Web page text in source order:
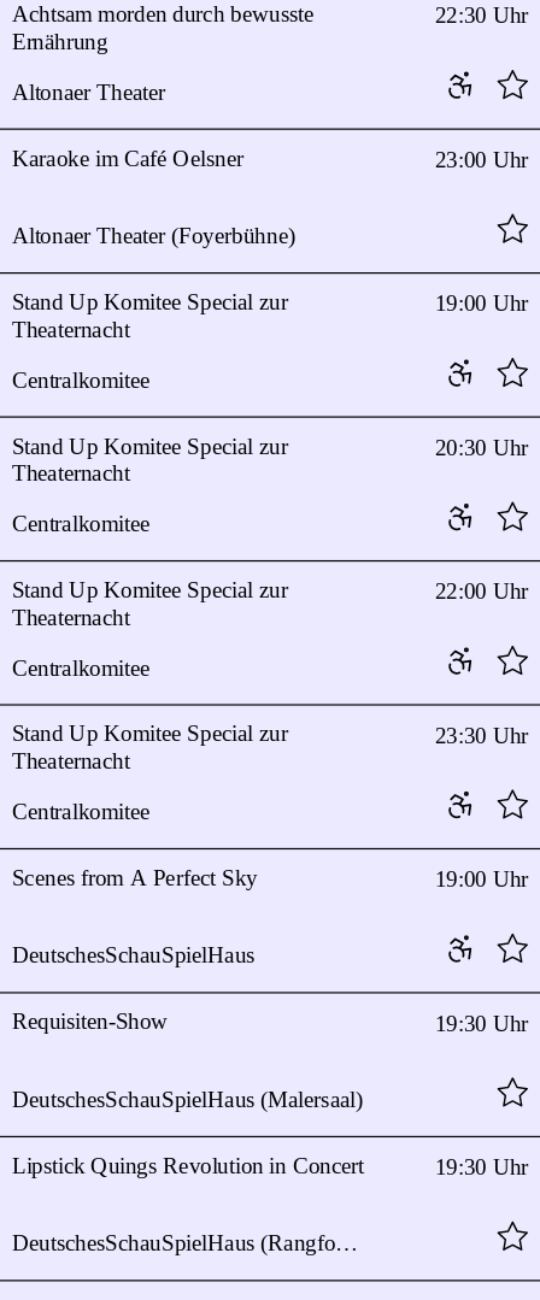
Altonaer Theater
22:30 Uhr
Achtsam morden durch bewusste
Ernährung
Altonaer Theater (Foyerbühne)
23:00 Uhr
Karaoke im Café Oelsner
Centralkomitee
19:00 Uhr
Stand Up Komitee Special zur
Theaternacht
Centralkomitee
20:30 Uhr
Stand Up Komitee Special zur
Theaternacht
Centralkomitee
22:00 Uhr
Stand Up Komitee Special zur
Theaternacht
Centralkomitee
23:30 Uhr
Stand Up Komitee Special zur
Theaternacht
DeutschesSchauSpielHaus
19:00 Uhr
Scenes from A Perfect Sky
DeutschesSchauSpielHaus (Malersaal)
19:30 Uhr
Requisiten-Show
DeutschesSchauSpielHaus (Rangfoyer)
19:30 Uhr
Lipstick Quings Revolution in Concert